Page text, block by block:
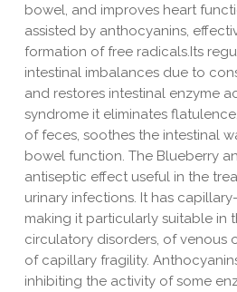
bowel, and improves heart
assisted by anthocyanins,
formation of free radicals.Its
intestinal imbalances due to
and restores intestinal enzyme
syndrome it eliminates
of feces, soothes the intestinal
bowel function. The Blueberry
antiseptic effect useful in the
urinary infections. It has
making it particularly suitable in
circulatory disorders, of venous
of capillary fragility.
inhibiting the activity of some